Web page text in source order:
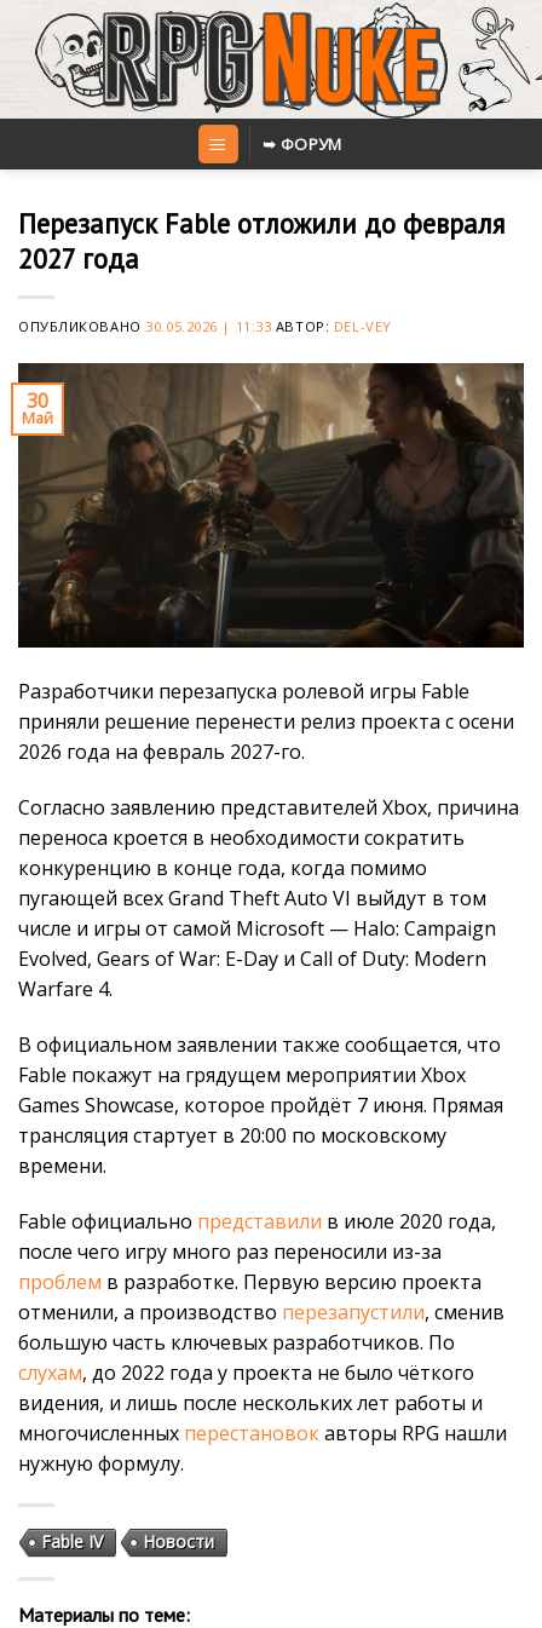
content
➥ ФОРУМ
Перезапуск Fable отложили до февраля
2027 года
ОПУБЛИКОВАНО 30.05.2026 | 11:33 АВТОР: DEL-VEY
30
Май
Разработчики перезапуска ролевой игры Fable
приняли решение перенести релиз проекта с осени
2026 года на февраль 2027-го.
Согласно заявлению представителей Xbox, причина
переноса кроется в необходимости сократить
конкуренцию в конце года, когда помимо
пугающей всех Grand Theft Auto VI выйдут в том
числе и игры от самой Microsoft — Halo: Campaign
Evolved, Gears of War: E-Day и Call of Duty: Modern
Warfare 4.
В официальном заявлении также сообщается, что
Fable покажут на грядущем мероприятии Xbox
Games Showcase, которое пройдёт 7 июня. Прямая
трансляция стартует в 20:00 по московскому
времени.
Fable официально представили в июле 2020 года,
после чего игру много раз переносили из-за
проблем в разработке. Первую версию проекта
отменили, а производство перезапустили, сменив
большую часть ключевых разработчиков. По
слухам, до 2022 года у проекта не было чёткого
видения, и лишь после нескольких лет работы и
многочисленных перестановокавторы RPG нашли
нужную формулу.
Fable IV Новости
Материалы по теме: